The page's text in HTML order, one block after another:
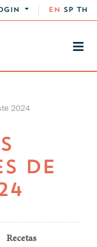
EN SP TH
2024
DE
Recetas